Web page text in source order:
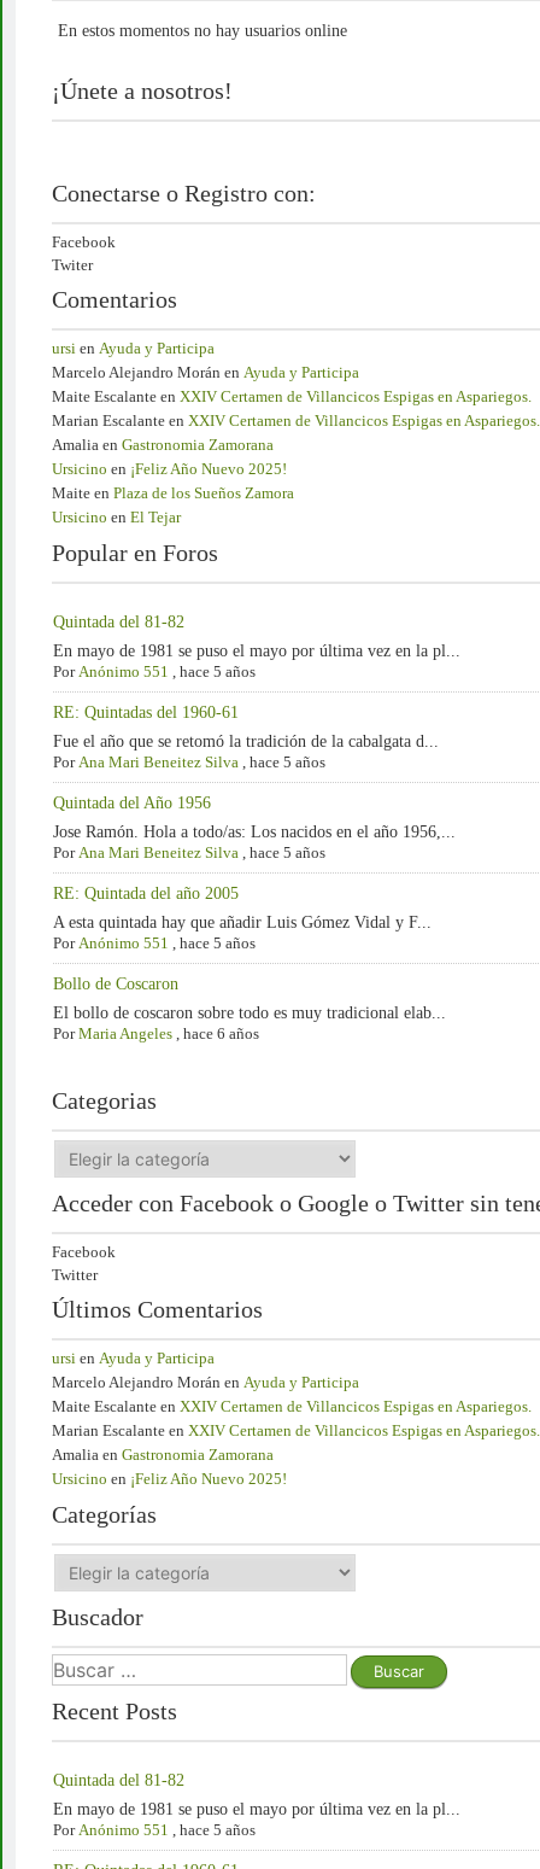
En estos momentos no hay usuarios online
¡Únete a nosotros!
Conectarse o Registro con:
Facebook
Twiter
Comentarios
ursi en Ayuda y Participa
Marcelo Alejandro Morán en Ayuda y Participa
Maite Escalante en XXIV Certamen de Villancicos Espigas en Aspariegos.
Marian Escalante en XXIV Certamen de Villancicos Espigas en Aspariegos.
Amalia en Gastronomia Zamorana
Ursicino en ¡Feliz Año Nuevo 2025!
Maite en Plaza de los Sueños Zamora
Ursicino en El Tejar
Popular en Foros
Quintada del 81-82
En mayo de 1981 se puso el mayo por última vez en la pl...
PorAnónimo 551 , hace 5 años
RE: Quintadas del 1960-61
Fue el año que se retomó la tradición de la cabalgata d...
PorAna Mari Beneitez Silva , hace 5 años
Quintada del Año 1956
Jose Ramón. Hola a todo/as: Los nacidos en el año 1956,...
PorAna Mari Beneitez Silva , hace 5 años
RE: Quintada del año 2005
A esta quintada hay que añadir Luis Gómez Vidal y F...
PorAnónimo 551 , hace 5 años
Bollo de Coscaron
El bollo de coscaron sobre todo es muy tradicional elab...
PorMaria Angeles , hace 6 años
Categorias
Acceder con Facebook o Google o Twitter sin
Facebook
Twitter
Últimos Comentarios
ursi en Ayuda y Participa
Marcelo Alejandro Morán en Ayuda y Participa
Maite Escalante en XXIV Certamen de Villancicos Espigas en Aspariegos.
Marian Escalante en XXIV Certamen de Villancicos Espigas en Aspariegos.
Amalia en Gastronomia Zamorana
Ursicino en ¡Feliz Año Nuevo 2025!
Categorías
Buscador
Recent Posts
Quintada del 81-82
En mayo de 1981 se puso el mayo por última vez en la pl...
PorAnónimo 551 , hace 5 años